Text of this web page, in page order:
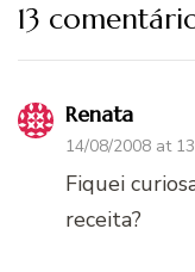
13
Renata
14/08/2008 at
Fiquei
receita?